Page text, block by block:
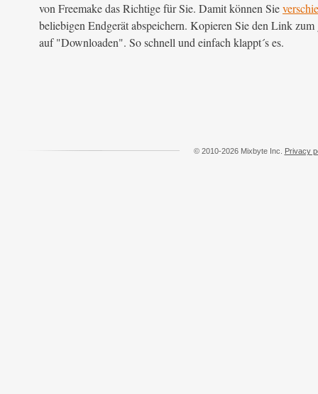
von Freemake das Richtige für Sie. Damit können Sie
beliebigen Endgerät abspeichern. Kopieren Sie den Link
auf "Downloaden". So schnell und einfach klappt´s es.
© 2010-2026 Mixbyte Inc. Privacy